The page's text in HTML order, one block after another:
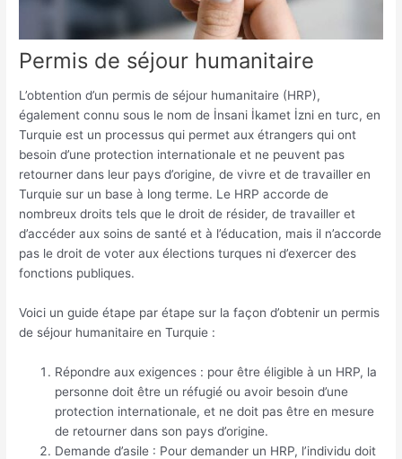
Permis de séjour humanitaire
L’obtention d’un permis de séjour humanitaire (HRP),
également connu sous le nom de İnsani İkamet İzni en turc, en
Turquie est un processus qui permet aux étrangers qui ont
besoin d’une protection internationale et ne peuvent pas
retourner dans leur pays d’origine, de vivre et de travailler en
Turquie sur un base à long terme. Le HRP accorde de
nombreux droits tels que le droit de résider, de travailler et
d’accéder aux soins de santé et à l’éducation, mais il n’accorde
pas le droit de voter aux élections turques ni d’exercer des
fonctions publiques.
Voici un guide étape par étape sur la façon d’obtenir un permis
de séjour humanitaire en Turquie :
Répondre aux exigences : pour être éligible à un HRP, la
personne doit être un réfugié ou avoir besoin d’une
protection internationale, et ne doit pas être en mesure
de retourner dans son pays d’origine.
Demande d’asile : Pour demander un HRP, l’individu doit